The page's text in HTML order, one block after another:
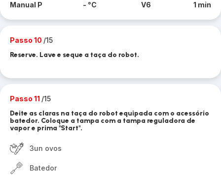
Manual P - °C V6 1 min
Passo 10 /15
Reserve. Lave e seque a taça do robot.
Passo 11 /15
Deite as claras na taça do robot equipada com o acessório
batedor. Coloque a tampa com a tampa reguladora de
vapor e prima "Start".
3un ovos
Batedor